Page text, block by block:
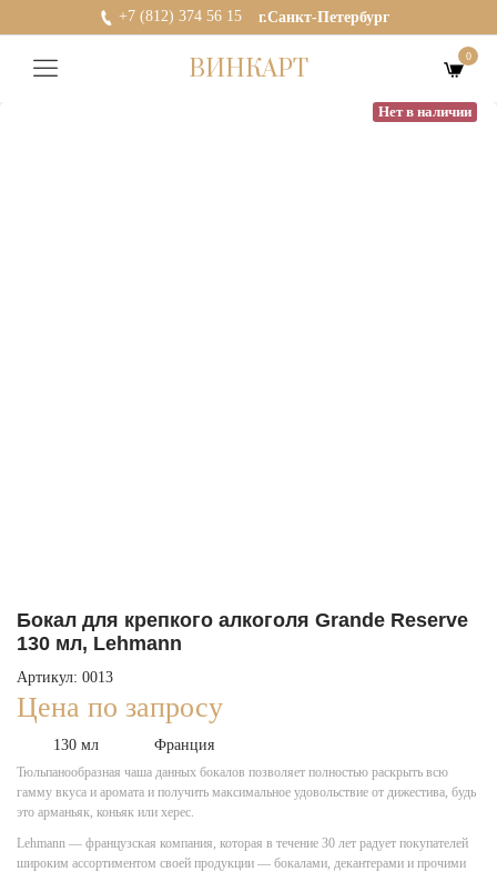
+7 (812) 374 56 15 г.Санкт-Петербург
ВИНКАРТ 0
Нет в наличии
Бокал для крепкого алкоголя Grande Reserve
130 мл, Lehmann
Артикул: 0013
Цена по запросу
130 мл Франция
Тюльпанообразная чаша данных бокалов позволяет полностью раскрыть всю
гамму вкуса и аромата и получить максимальное удовольствие от дижестива, будь
это арманьяк, коньяк или херес.
Lehmann — французская компания, которая в течение 30 лет радует покупателей
широким ассортиментом своей продукции — бокалами, декантерами и прочими